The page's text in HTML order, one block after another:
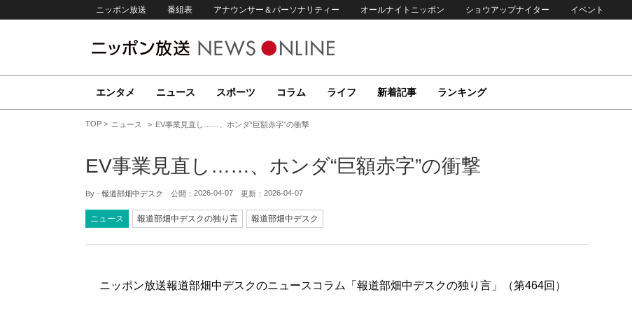
ニッポン放送 番組表 アナウンサー＆パーソナリティー オールナイトニッポン ショウアップナイター イベント
エンタメ ニュース スポーツ コラム ライフ 新着記事 ランキング
TOP ニュース EV事業見直し……、ホンダ“巨額赤字”の衝撃
EV事業見直し……、ホンダ“巨額赤字”の衝撃
By - 報道部畑中デスク 公開： 2026-04-07 更新： 2026-04-07
ニュース 報道部畑中デスクの独り言 報道部畑中デスク
ニッポン放送報道部畑中デスクのニュースコラム「報道部畑中デスクの独り言」（第464回）